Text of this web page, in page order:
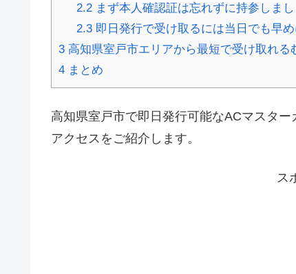
2.2まず本人確認証は忘れずに持参しまし
2.3即日発行で受け取るには当日でも早
3 高知県室戸市エリアから最短で受け取れ
4 まとめ
高知県室戸市で即日発行可能なACマスタ
アクセスをご紹介します。
ス